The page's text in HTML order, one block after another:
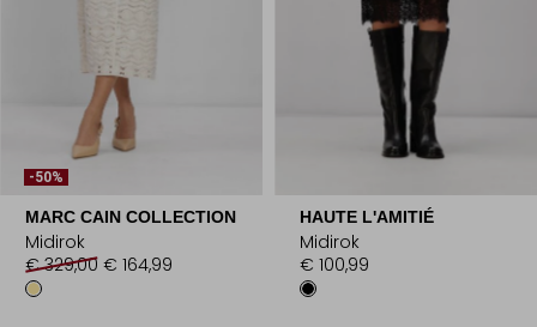
-50%
MARC CAIN COLLECTION
Midirok
€ 329,00 € 164,99
HAUTE L'AMITIÉ
Midirok
€ 100,99